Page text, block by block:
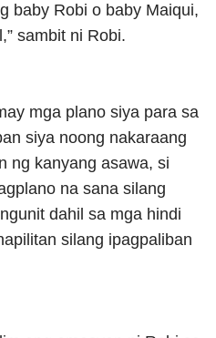
baby Robi o baby Maiqui,
sambit ni Robi.
mga plano siya para sa
siya noong nakaraang
ng kanyang asawa, si
na sana silang
dahil sa mga hindi
silang ipagpaliban